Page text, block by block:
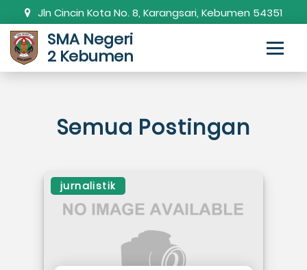
Jln Cincin Kota No. 8, Karangsari, Kebumen 54351
0287-381820
SMA Negeri
2 Kebumen
Semua Postingan
jurnalistik